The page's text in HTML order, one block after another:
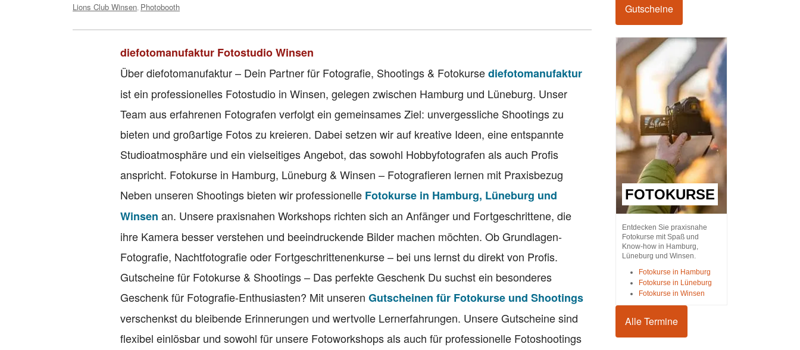
Lions Club Winsen Photobooth
diefotomanufaktur Fotostudio Winsen
Über diefotomanufaktur – Dein Partner für Fotografie, Shootings & Fotokursediefotomanufaktur
ist ein professionelles Fotostudio in Winsen, gelegen zwischen Hamburg und Lüneburg. Unser
Team aus erfahrenen Fotografen verfolgt ein gemeinsames Ziel: unvergessliche Shootings zu
bieten und großartige Fotos zu kreieren. Dabei setzen wir auf kreative Ideen, eine entspannte
Studioatmosphäre und ein vielseitiges Angebot, das sowohl Hobbyfotografen als auch Profis
anspricht. Fotokurse in Hamburg, Lüneburg & Winsen – Fotografieren lernen mit Praxisbezug
Neben unseren Shootings bieten wir professionelle Fotokurse in Hamburg, Lüneburg und
Winsen an. Unsere praxisnahen Workshops richten sich an Anfänger und Fortgeschrittene, die
ihre Kamera besser verstehen und beeindruckende Bilder machen möchten. Ob Grundlagen-
Fotografie, Nachtfotografie oder Fortgeschrittenenkurse – bei uns lernst du direkt von Profis.
Gutscheine für Fotokurse & Shootings – Das perfekte Geschenk Du suchst ein besonderes
Geschenk für Fotografie-Enthusiasten? Mit unseren Gutscheinen für Fotokurse und Shootings
verschenkst du bleibende Erinnerungen und wertvolle Lernerfahrungen. Unsere Gutscheine sind
flexibel einlösbar und sowohl für unsere Fotoworkshops als auch für professionelle Fotoshootings
Gutscheine
FOTOKURSE
Entdecken Sie praxisnahe
Fotokurse mit Spaß und
Know-how in Hamburg,
Lüneburg und Winsen.
Fotokurse in Hamburg
Fotokurse in Lüneburg
Fotokurse in Winsen
Alle Termine